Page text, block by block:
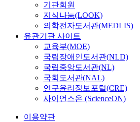
기관회원
지식나눔(LOOK)
의학전자도서관(MEDLIS)
유관기관 사이트
교육부(MOE)
국립장애인도서관(NLD)
국립중앙도서관(NL)
국회도서관(NAL)
연구윤리정보포털(CRE)
사이언스온 (ScienceON)
이용약관